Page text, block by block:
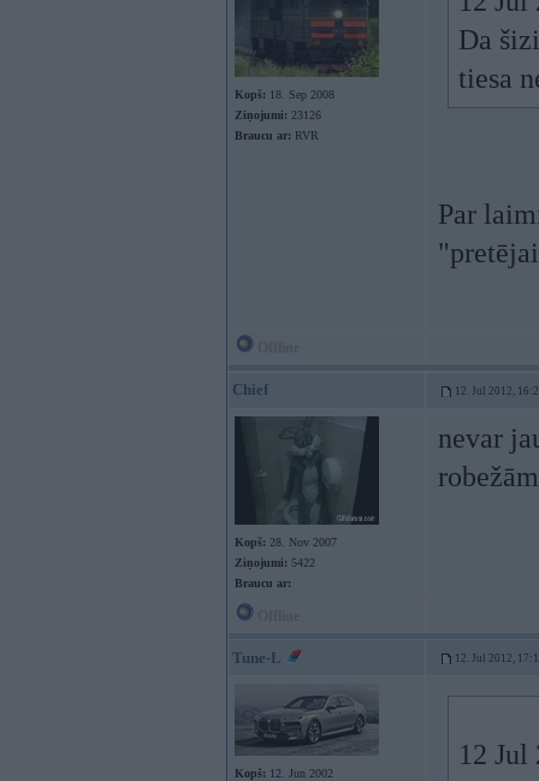
Kopš: 18. Sep 2008
Ziņojumi: 23126
Braucu ar: RVR
Da
tiesa
Par
Chief 12. Jul 2012,
Kopš: 28. Nov 2007
Ziņojumi: 5422
Braucu ar:
nevar
Tune-L 12. Jul 2012,
Kopš: 12. Jun 2002
12 Jul